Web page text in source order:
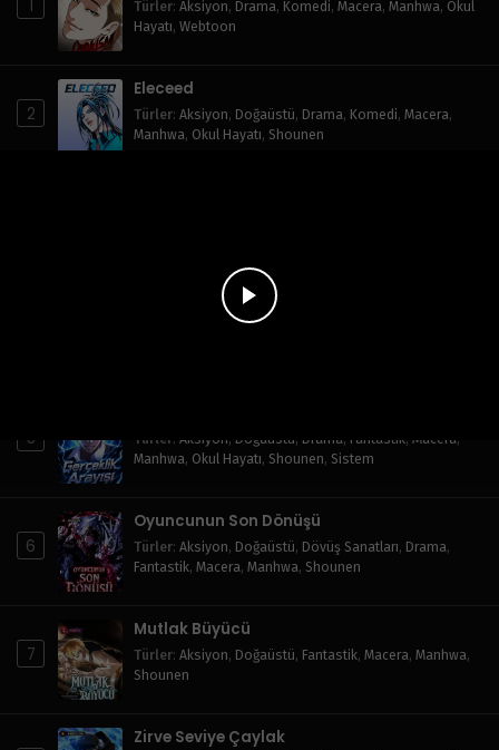
1 Türler: Aksiyon, Drama, Komedi, Macera, Manhwa, Okul
Hayatı, Webtoon
2
Eleceed
Türler: Aksiyon, Doğaüstü, Drama, Komedi, Macera,
Manhwa, Okul Hayatı, Shounen
Mutlak Kılıç Hissi
5 Türler : Aksiyon, Doğaüstü, Drama, Fantastik, Macera,
Manhwa, Okul Hayatı, Shounen, Sistem
6
Oyuncunun Son Dönüşü
Türler: Aksiyon, Doğaüstü, Dövüş Sanatları, Drama,
Fantastik, Macera, Manhwa, Shounen
7
Mutlak Büyücü
Türler: Aksiyon, Doğaüstü, Fantastik, Macera, Manhwa,
Shounen
Zirve Seviye Çaylak